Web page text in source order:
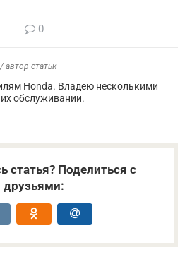
0
/ автор статьи
Honda. Владею несколькими
обслуживании.
статья? Поделиться с
друзьями: